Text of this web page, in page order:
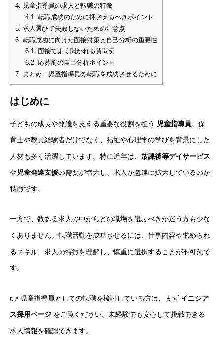
4.
児童指導員の求人と転職の特徴
4.1.
転職成功のために押さえるべきポイント
5. 求人選びで失敗しないための注意点
6. 転職成功に向けた面接対策と自己分析の重要性
6.1.
面接でよく聞かれる質問例
6.2. 応募前の自己分析ポイント
7.
まとめ：児童指導員の転職を成功させるために
はじめに
子どもの成長や発達を支える重要な役割を担う 児童指導員。保
育士や教員経験者だけでなく、福祉や心理学の学びを背景にした
人材も多く活躍しています。特に近年は、 放課後等デイサービス
や児童発達支援の需要が増大し、求人が急速に拡大しているのが
特徴です。
一方で、数ある求人の中からどの職場を選ぶべきか迷う方も少な
くありません。転職活動を成功させるには、仕事内容や求められ
るスキル、求人の特徴を理解し、慎重に選択することが不可欠で
す。
👉 児童指導員としての転職を検討している方は、まず イニシア
ス採用ページ をご覧ください。未経験でも安心して挑戦できる
求人情報を確認できます。